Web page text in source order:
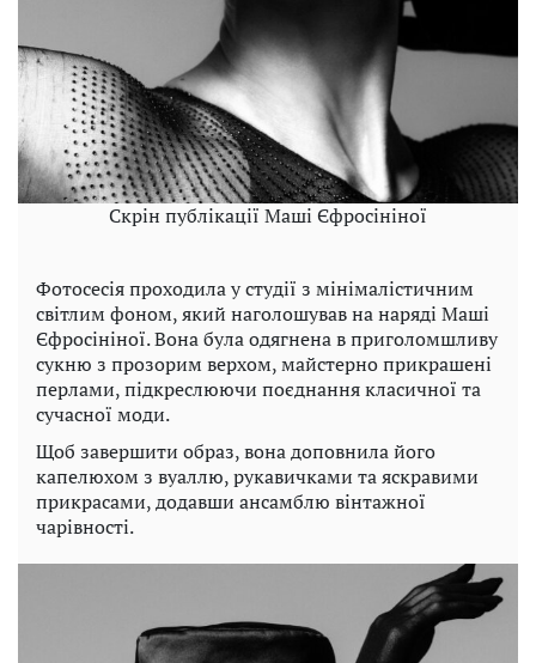
Скрін публікації Маші Єфросініної
Фотосесія проходила у студії з мінімалістичним
світлим фоном, який наголошував на наряді Маші
Єфросініної. Вона була одягнена в приголомшливу
сукню з прозорим верхом, майстерно прикрашені
перлами, підкреслюючи поєднання класичної та
сучасної моди.
Щоб завершити образ, вона доповнила його
капелюхом з вуаллю, рукавичками та яскравими
прикрасами, додавши ансамблю вінтажної
чарівності.